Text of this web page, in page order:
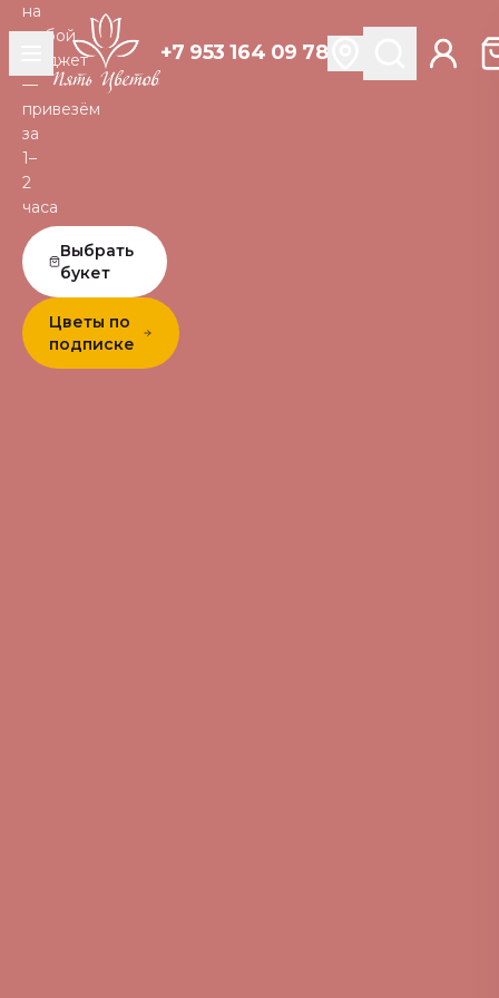
+7 953 164 09 78
на
любой
бюджет
—
привезём
за
1–
2
часа
Выбрать
букет
Цветы по
подписке